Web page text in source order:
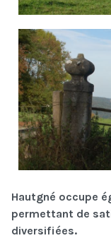
Hautgné occupe
permettant de
diversifiées.